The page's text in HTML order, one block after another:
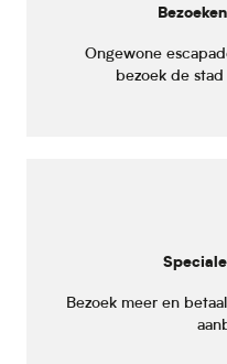
Ongewone
bezoek de stad
Bezoek meer en